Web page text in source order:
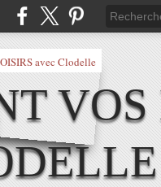
VOS